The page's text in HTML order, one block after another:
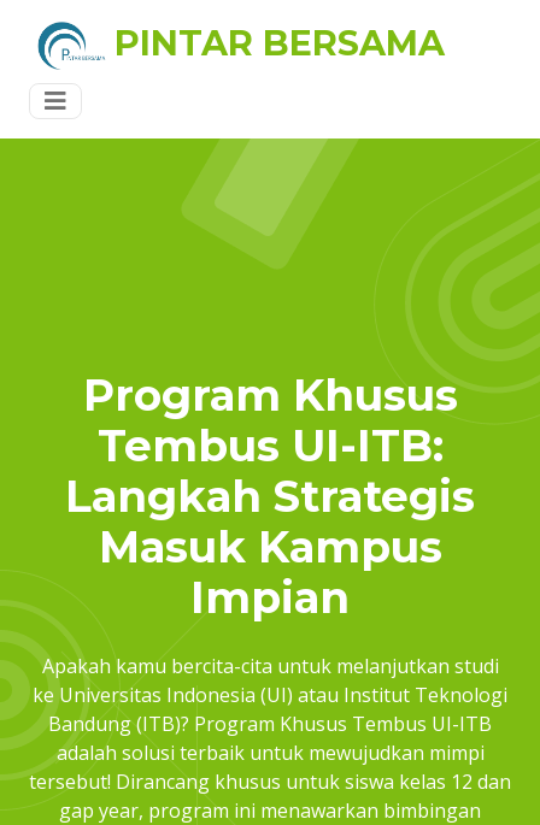
PINTAR BERSAMA
Program Khusus
Tembus UI-ITB:
Langkah Strategis
Masuk Kampus
Impian
Apakah kamu bercita-cita untuk melanjutkan studi
ke Universitas Indonesia (UI) atau Institut Teknologi
Bandung (ITB)? Program Khusus Tembus UI-ITB
adalah solusi terbaik untuk mewujudkan mimpi
tersebut! Dirancang khusus untuk siswa kelas 12 dan
gap year, program ini menawarkan bimbingan